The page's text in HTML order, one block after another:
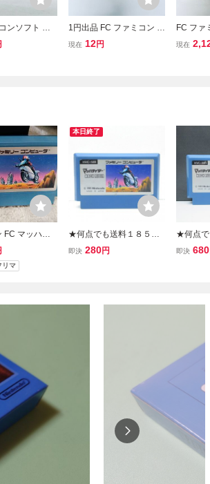
ンソフト マ
ソフトのみ
1円出品 FC ファミコン マ
ッハライダー ソフト 箱説
現在 12円
FC ファ
イダー
現在
FC マッハラ
リマ
本日終了
★何点でも送料１８５円
★ マッハライダー ファミ
即決 280円
★何点で
★ マッハ
即決 680